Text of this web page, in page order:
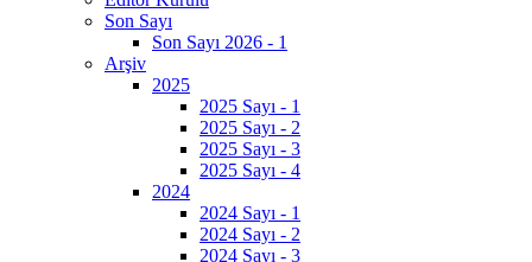
Son Sayı
Son Sayı 2026 - 1
Arşiv
2025
2025 Sayı - 1
2025 Sayı - 2
2025 Sayı - 3
2025 Sayı - 4
2024
2024 Sayı - 1
2024 Sayı - 2
2024 Sayı - 3